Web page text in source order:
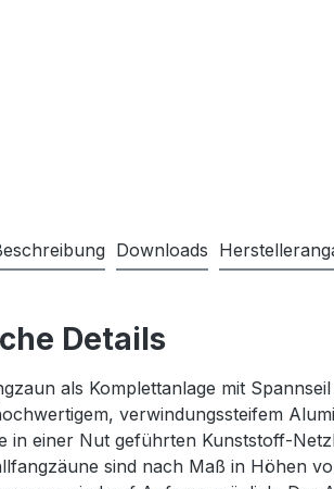
Downloads
Details
als Komplettanlage mit
verwindungssteifem
in einer Nut geführten Kunststoff-
sind nach Maß in Höhen